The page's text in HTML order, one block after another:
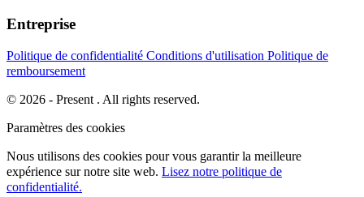
Entreprise
Politique de confidentialité Conditions d'utilisation Politique de
remboursement
© 2026 - Present . All rights reserved.
Paramètres des cookies
Nous utilisons des cookies pour vous garantir la meilleure
expérience sur notre site web. Lisez notre politique de
confidentialité.